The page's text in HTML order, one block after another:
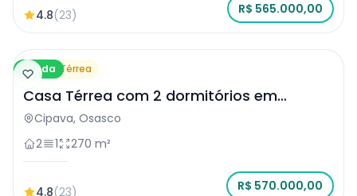
4.8(23) R$ 565.000,00
Venda
Casa Térrea
Casa Térrea com 2 dormitórios em
Osasco
Cipava, Osasco
2
1 270 m²
4.8(23) R$ 570.000,00